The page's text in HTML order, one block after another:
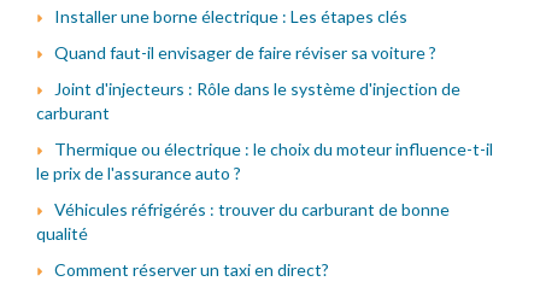
Installer une borne électrique : Les étapes clés
Quand faut-il envisager de faire réviser sa voiture ?
Joint d'injecteurs : Rôle dans le système d'injection de
carburant
Thermique ou électrique : le choix du moteur influence-t-il
le prix de l'assurance auto ?
Véhicules réfrigérés : trouver du carburant de bonne
qualité
Comment réserver un taxi en direct?